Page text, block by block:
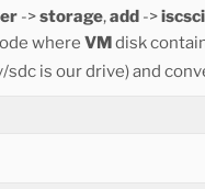
->storage,add ->
where VMdisk
sdc is our drive) and